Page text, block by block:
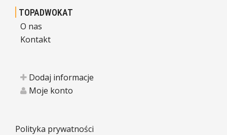
TOPADWOKAT
O nas
Kontakt
Dodaj informacje
Moje konto
Polityka prywatności